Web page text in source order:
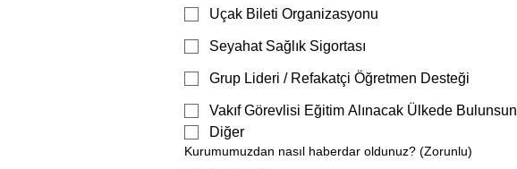
Uçak Bileti Organizasyonu
Seyahat Sağlık Sigortası
Grup Lideri / Refakatçi Öğretmen Desteği
Vakıf Görevlisi Eğitim Alınacak Ülkede Bulunsun
Diğer
Kurumumuzdan nasıl haberdar oldunuz? (Zorunlu)